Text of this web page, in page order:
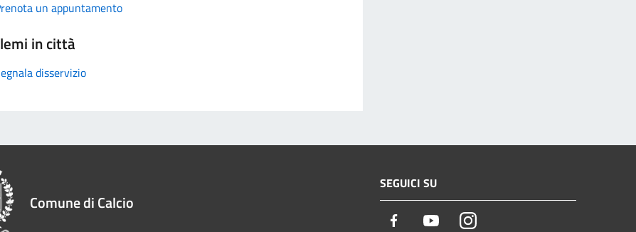
un appuntamento
in città
disservizio
Comune di Calcio
SEGUICI SU
Facebook YoutubeInstagram